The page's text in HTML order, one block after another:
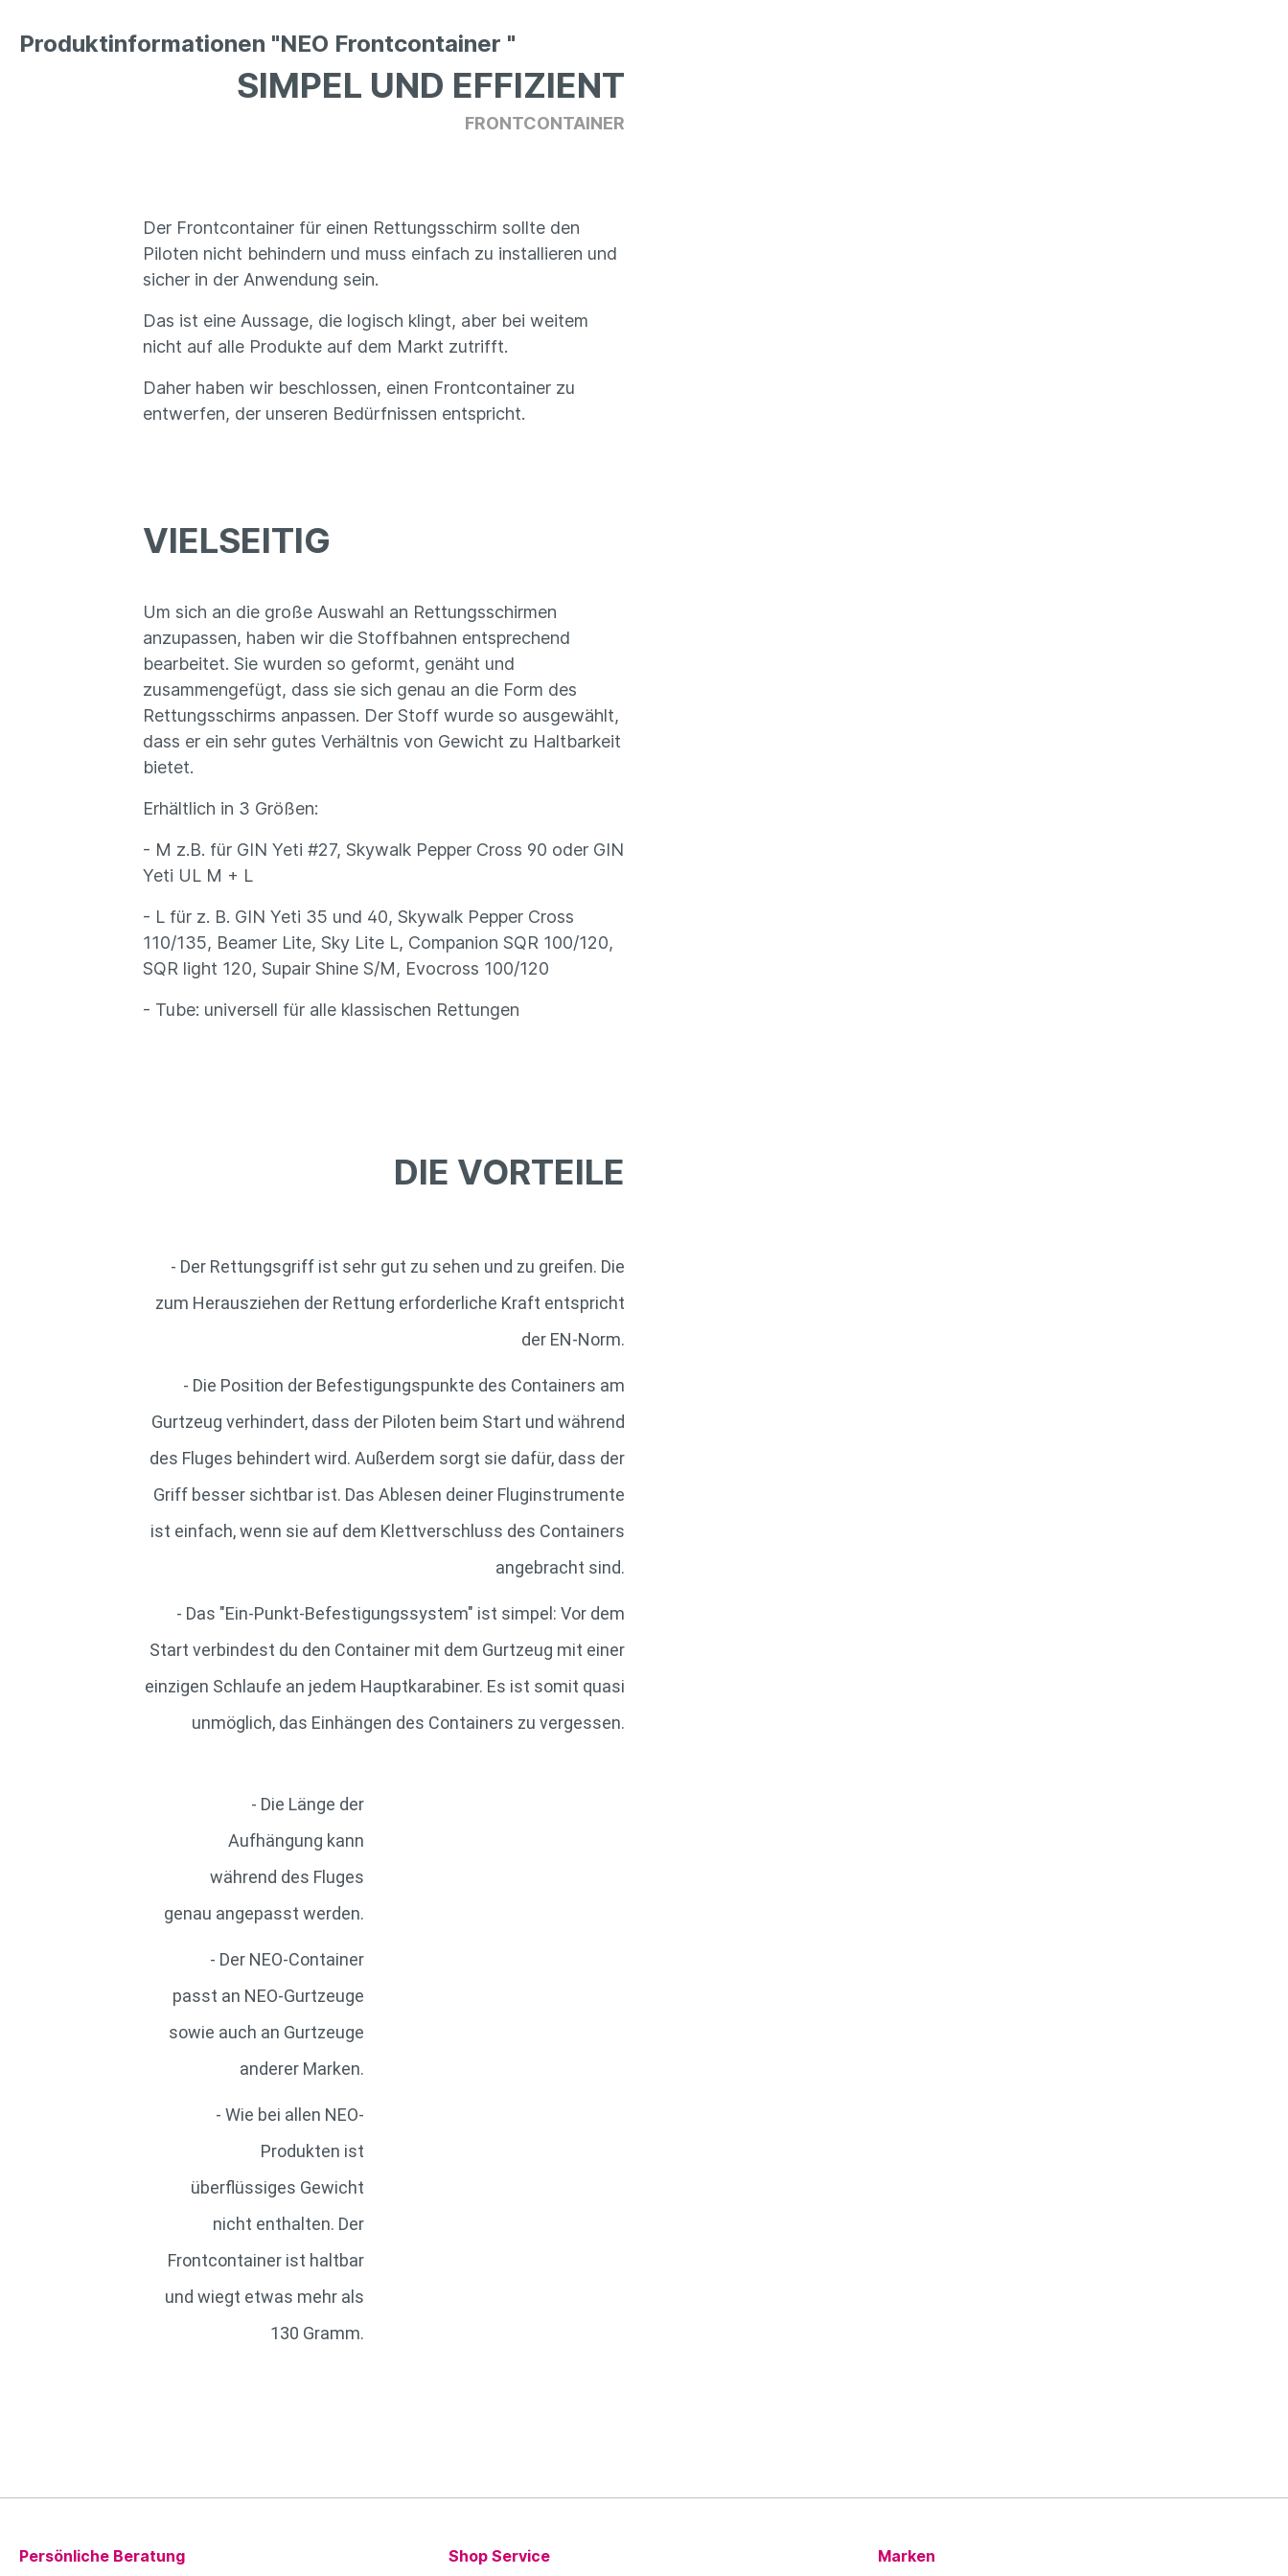
Produktinformationen "NEO Frontcontainer "
SIMPEL UND EFFIZIENT
FRONTCONTAINER
Der Frontcontainer für einen Rettungsschirm sollte den
Piloten nicht behindern und muss einfach zu installieren und
sicher in der Anwendung sein.
Das ist eine Aussage, die logisch klingt, aber bei weitem
nicht auf alle Produkte auf dem Markt zutrifft.
Daher haben wir beschlossen, einen Frontcontainer zu
entwerfen, der unseren Bedürfnissen entspricht.
VIELSEITIG
Um sich an die große Auswahl an Rettungsschirmen
anzupassen, haben wir die Stoffbahnen entsprechend
bearbeitet. Sie wurden so geformt, genäht und
zusammengefügt, dass sie sich genau an die Form des
Rettungsschirms anpassen. Der Stoff wurde so ausgewählt,
dass er ein sehr gutes Verhältnis von Gewicht zu Haltbarkeit
bietet.
Erhältlich in 3 Größen:
- M z.B. für GIN Yeti #27, Skywalk Pepper Cross 90 oder GIN
Yeti UL M + L
- L für z. B. GIN Yeti 35 und 40, Skywalk Pepper Cross
110/135, Beamer Lite, Sky Lite L, Companion SQR 100/120,
SQR light 120, Supair Shine S/M, Evocross 100/120
- Tube: universell für alle klassischen Rettungen
DIE VORTEILE
- Der Rettungsgriff ist sehr gut zu sehen und zu greifen. Die
zum Herausziehen der Rettung erforderliche Kraft entspricht
der EN-Norm.
- Die Position der Befestigungspunkte des Containers am
Gurtzeug verhindert, dass der Piloten beim Start und während
des Fluges behindert wird. Außerdem sorgt sie dafür, dass der
Griff besser sichtbar ist. Das Ablesen deiner Fluginstrumente
ist einfach, wenn sie auf dem Klettverschluss des Containers
angebracht sind.
- Das "Ein-Punkt-Befestigungssystem" ist simpel: Vor dem
Start verbindest du den Container mit dem Gurtzeug mit einer
einzigen Schlaufe an jedem Hauptkarabiner. Es ist somit quasi
unmöglich, das Einhängen des Containers zu vergessen.
- Die Länge der
Aufhängung kann
während des Fluges
genau angepasst werden.
- Der NEO-Container
passt an NEO-Gurtzeuge
sowie auch an Gurtzeuge
anderer Marken.
- Wie bei allen NEO-
Produkten ist
überflüssiges Gewicht
nicht enthalten. Der
Frontcontainer ist haltbar
und wiegt etwas mehr als
130 Gramm.
Persönliche Beratung Shop Service Marken